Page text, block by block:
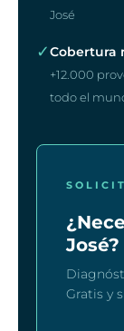
José
✓Cobertura
+12.000
todo el
José?
Gratis y